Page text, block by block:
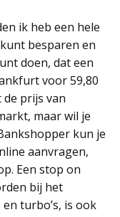
ik heb een hele
besparen en
doen, dat een
voor 59,80
prijs van
maar wil je
kun je
aanvragen,
Een stop on
bij het
turbo’s, is ook